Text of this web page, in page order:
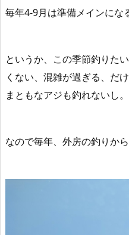
毎年4-9月は準備メインにな
というか、この季節釣りた
くない、混雑が過ぎる、だ
まともなアジも釣れないし。
なので毎年、外房の釣りか